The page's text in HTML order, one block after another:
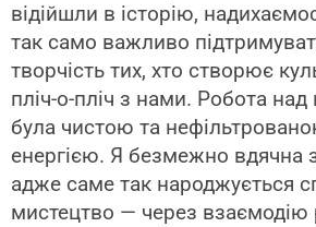
відійшли в історію,
так само важливо
творчість тих, хто створює
пліч-о-пліч з нами. Робота
була чистою та
енергією. Я безмежно вдячна
адже саме так народжується
мистецтво — через взаємодію